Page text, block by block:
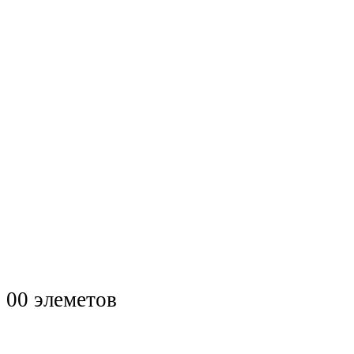
00 элеметов